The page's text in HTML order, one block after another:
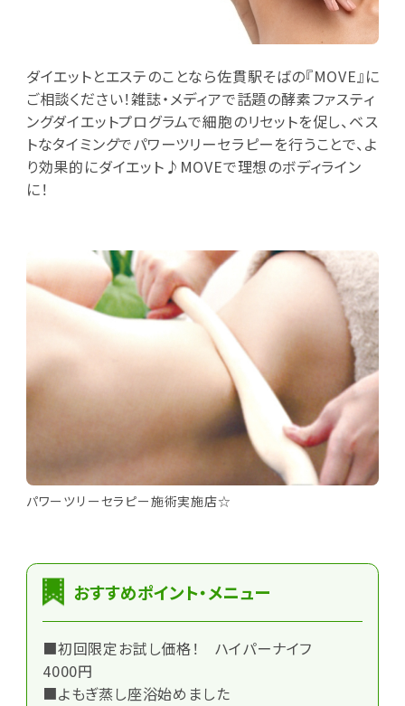
ダイエットとエステのことなら佐貫駅そばの『MOVE』に
ご相談ください！雑誌・メディアで話題の酵素ファスティ
ングダイエットプログラムで細胞のリセットを促し、ベス
トなタイミングでパワーツリーセラピーを行うことで、よ
り効果的にダイエット♪MOVEで理想のボディライン
に！
パワーツリーセラピー施術実施店☆
おすすめポイント・メニュー
■初回限定お試し価格！ ハイパーナイフ
4000円
■よもぎ蒸し座浴始めました